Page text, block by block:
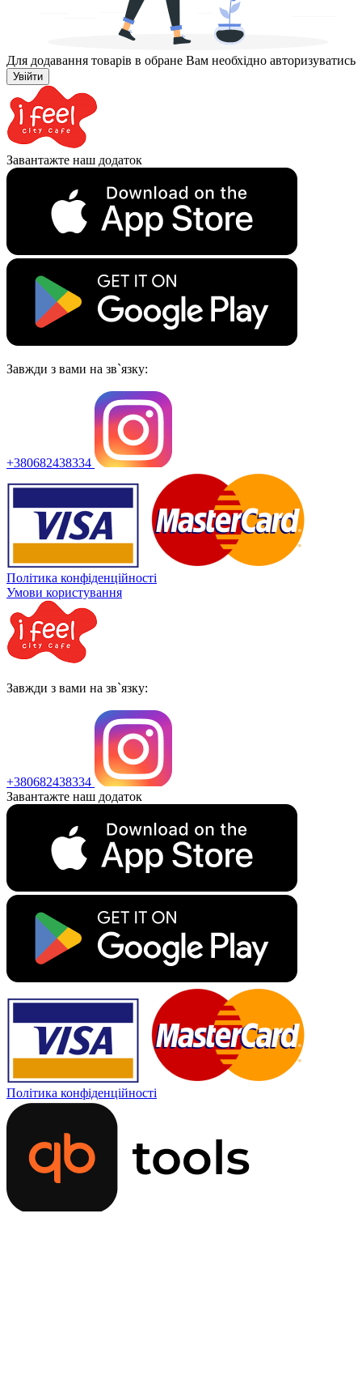
Для додавання товарів в обране Вам необхідно авторизуватись
Увійти
Завантажте наш додаток
Завжди з вами на зв`язку:
+380682438334
Політика конфіденційності
Умови користування
Завжди з вами на зв`язку:
+380682438334
Завантажте наш додаток
Політика конфіденційності